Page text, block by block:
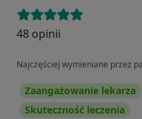
48 opinii
Najczęściej wymieniane przez
Zaangażowanie lekarza
Skuteczność leczenia